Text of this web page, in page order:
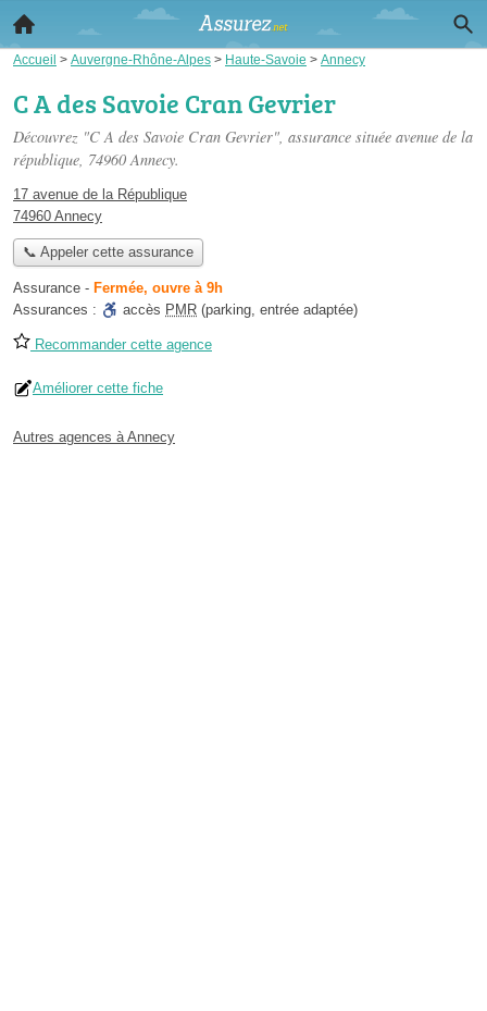
Accueil > Auvergne-Rhône-Alpes > Haute-Savoie > Annecy
C A des Savoie Cran Gevrier
Découvrez "C A des Savoie Cran Gevrier", assurance située avenue de la
république, 74960 Annecy.
17 avenue de la République
74960 Annecy
📞 Appeler cette assurance
Assurance - Fermée, ouvre à 9h
Assurances :
accès PMR (parking, entrée adaptée)
Recommander cette agence
Améliorer cette fiche
Autres agences à Annecy